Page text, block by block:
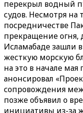
перекрыл водный
судов. Несмотря на
посредничестве
прекращение огня,
Исламабаде зашли
жесткую морскую
на это в начале
анонсировал
сопровождения
позже объявил о
инициативы из-за